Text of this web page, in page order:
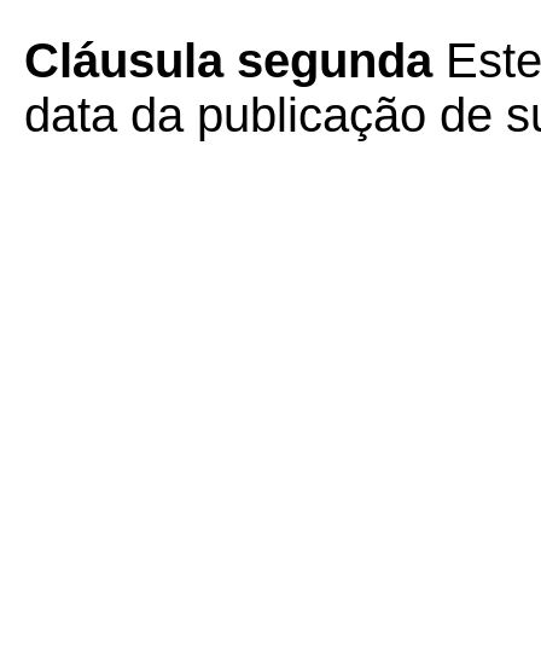
Cláusula segunda
data da publicação de